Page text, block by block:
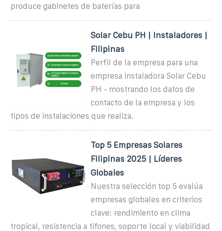
produce gabinetes de baterías para
Solar Cebu PH | Instaladores |
Filipinas
Perfil de la empresa para una
empresa instaladora Solar Cebu
PH - mostrando los datos de
contacto de la empresa y los
tipos de instalaciones que realiza.
Top 5 Empresas Solares
Filipinas 2025 | Líderes
Globales
Nuestra selección top 5 evalúa
empresas globales en criterios
clave: rendimiento en clima
tropical, resistencia a tifones, soporte local y viabilidad